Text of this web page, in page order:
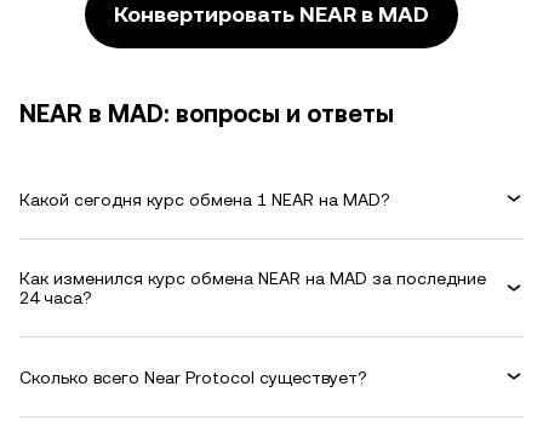
Конвертировать NEAR в MAD
NEAR в MAD: вопросы и ответы
Какой сегодня курс обмена 1 NEAR на MAD?
Как изменился курс обмена NEAR на MAD за последние
24 часа?
Сколько всего Near Protocol существует?